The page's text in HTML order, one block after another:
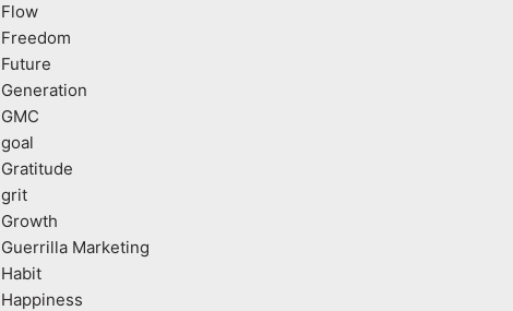
Flow
Freedom
Future
Generation
GMC
goal
Gratitude
grit
Growth
Guerrilla Marketing
Habit
Happiness